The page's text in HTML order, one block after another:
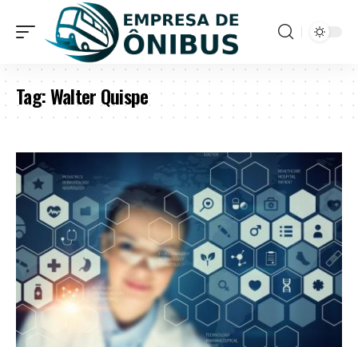
Tag:Walter Quispe